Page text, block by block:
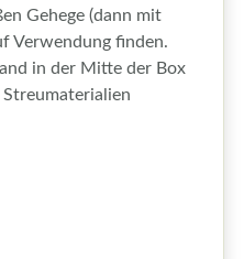
Gehege (dann mit
Verwendung finden.
in der Mitte der Box